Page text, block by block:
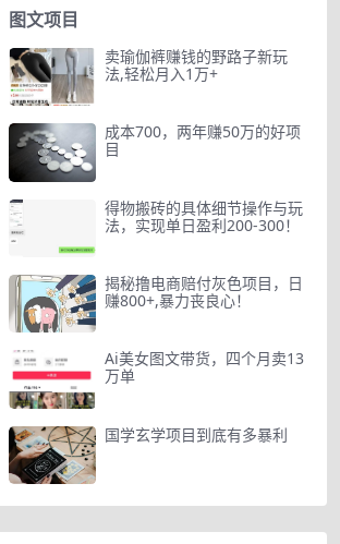
图文项目
卖瑜伽裤赚钱的野路子新玩
法,轻松月入1万+
成本700，两年赚50万的好项
目
得物搬砖的具体细节操作与玩
法，实现单日盈利200-300！
揭秘撸电商赔付灰色项目，日
赚800+,暴力丧良心！
Ai美女图文带货，四个月卖13
万单
国学玄学项目到底有多暴利